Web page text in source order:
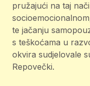
pružajući na taj
te jačanju
s teškoćama u
okvira sudjelovale
Repovečki.